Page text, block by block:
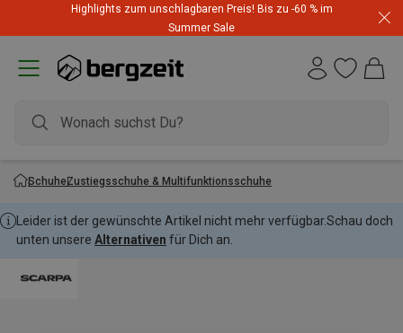
Highlights zum unschlagbaren Preis! Bis zu -60 % im
Summer Sale
SchuheZustiegsschuhe & Multifunktionsschuhe
Leider ist der gewünschte Artikel nicht mehr verfügbar.Schau doch
unten unsere Alternativen für Dich an.